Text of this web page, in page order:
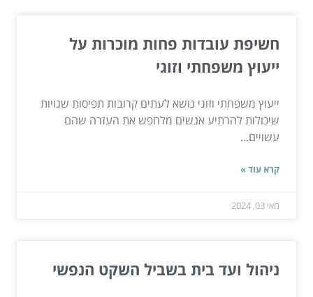
חשיפת עובדות פחות מוכרות על
ייעוץ משפחתי וזוגי
ייעוץ משפחתי וזוגי נושא לעתים קרובות תפיסות שגויות
שיכולות להרתיע אנשים מלחפש את העזרה שהם
עשויים...
קרא עוד »
מאי 03, 2024
ניהול ועד בית בשביל השקט הנפשי